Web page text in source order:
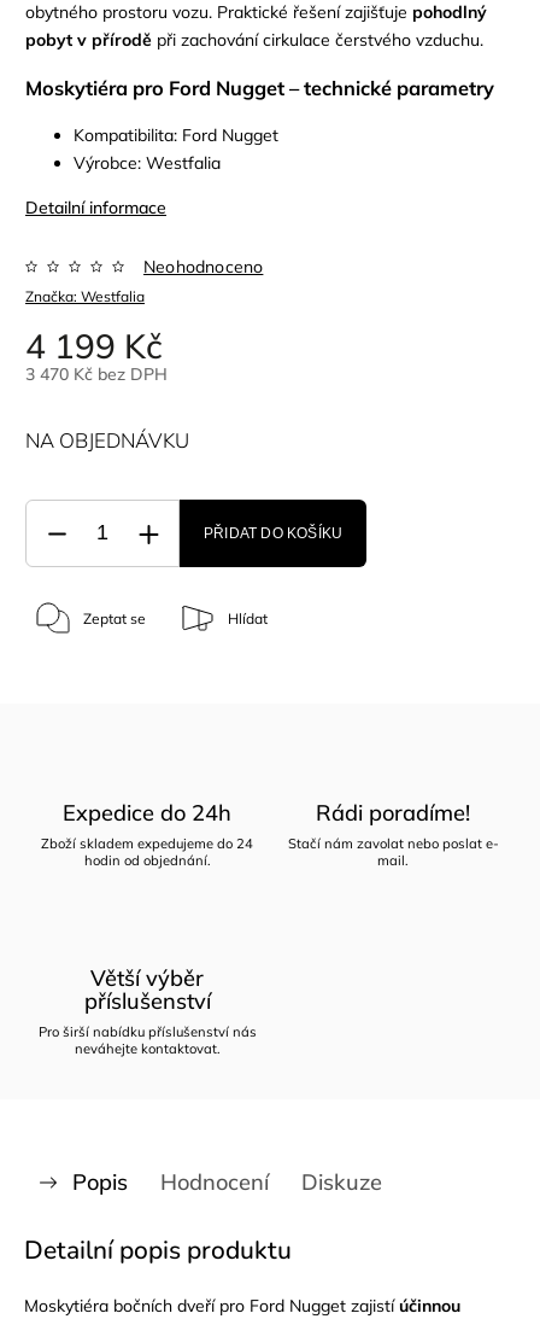
obytného prostoru vozu. Praktické řešení zajišťuje pohodlný
pobyt v přírodě při zachování cirkulace čerstvého vzduchu.
Moskytiéra pro Ford Nugget – technické parametry
Kompatibilita: Ford Nugget
Výrobce: Westfalia
Detailní informace
Značka: Westfalia
Neohodnoceno
4 199 Kč
3 470 Kč bez DPH
NA OBJEDNÁVKU
PŘIDAT DO KOŠÍKU
Zeptat se Hlídat
Expedice do 24h
Zboží skladem expedujeme do 24
hodin od objednání.
Rádi poradíme!
Stačí nám zavolat nebo poslat e-
mail.
Větší výběr
příslušenství
Pro širší nabídku příslušenství nás
neváhejte kontaktovat.
Popis Hodnocení Diskuze
Detailní popis produktu
Moskytiéra bočních dveří pro Ford Nugget zajistíúčinnou